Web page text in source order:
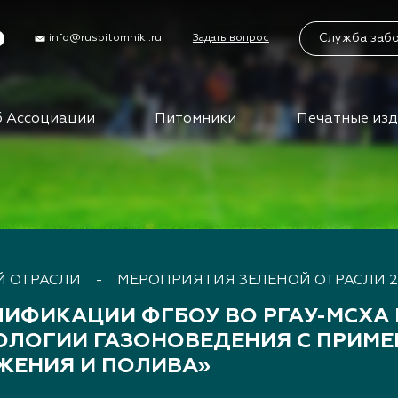
info@ruspitomniki.ru Задать вопрос Служба
Ассоциации Питомники Печатные
АППМ
Партнеры питомников
Клуб
ОТРАСЛИ - МЕРОПРИЯТИЯ ЗЕЛЕНОЙ ОТРАСЛИ
ФГБОУ ВО РГАУ-МСХА
ГАЗОНОВЕДЕНИЯ С
И ПОЛИВА»